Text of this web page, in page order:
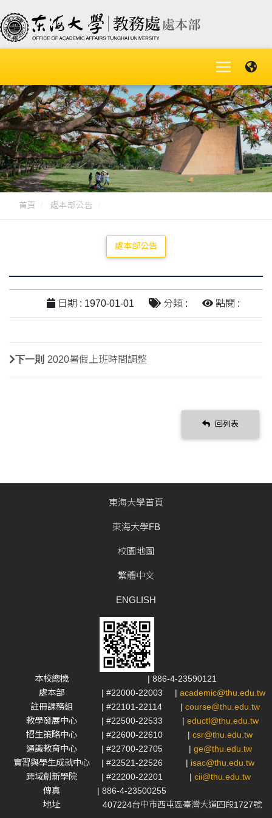
首頁 處本部公告
處本部公告
日期 : 1970-01-01 分類 : 點閱 :
下一則 2020暑假上班時間調整
回列表
東海大學首頁
東海大學FB
校園地圖
繁體中文
ENGLISH
本校總機
| 886-4-23590121
處本部
| #22000-22003 | academic@thu.edu.tw
註冊課務組
| #22101-22114 | course@thu.edu.tw
教學發展中心
| #22500-22533 | eductl@thu.edu.tw
招生策略中心
| #22600-22610 | csr@thu.edu.tw
通識教育中心
| #22700-22705 | ge@thu.edu.tw
實習與學生成就中心
| #22521-22526 | isac@thu.edu.tw
跨域創新學院
| #22200-22201 | cii@thu.edu.tw
傳真
| 886-4-23500255
地址
407224台中市西屯區臺灣大道四段1727號